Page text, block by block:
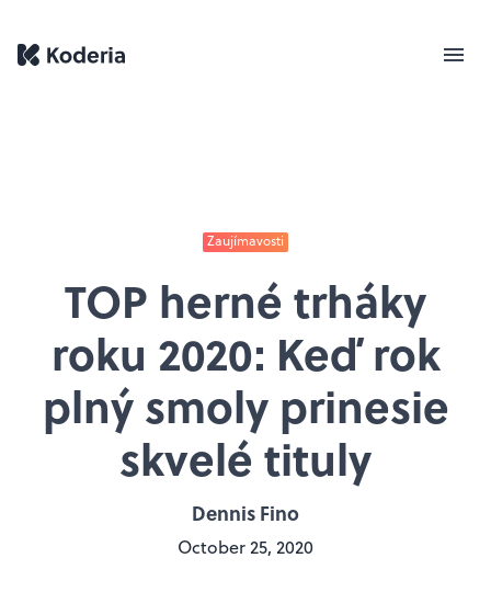
Zaujímavosti
TOP herné trháky
roku 2020: Keď rok
plný smoly prinesie
skvelé tituly
Dennis Fino
October 25, 2020